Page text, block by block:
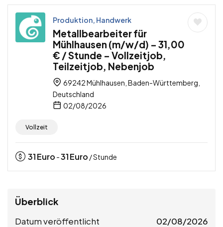
Produktion, Handwerk
Metallbearbeiter für
Mühlhausen (m/w/d) – 31,00
€ / Stunde – Vollzeitjob,
Teilzeitjob, Nebenjob
69242 Mühlhausen, Baden-Württemberg,
Deutschland
02/08/2026
Vollzeit
31Euro -31Euro / Stunde
Überblick
Datum veröffentlicht 02/08/2026